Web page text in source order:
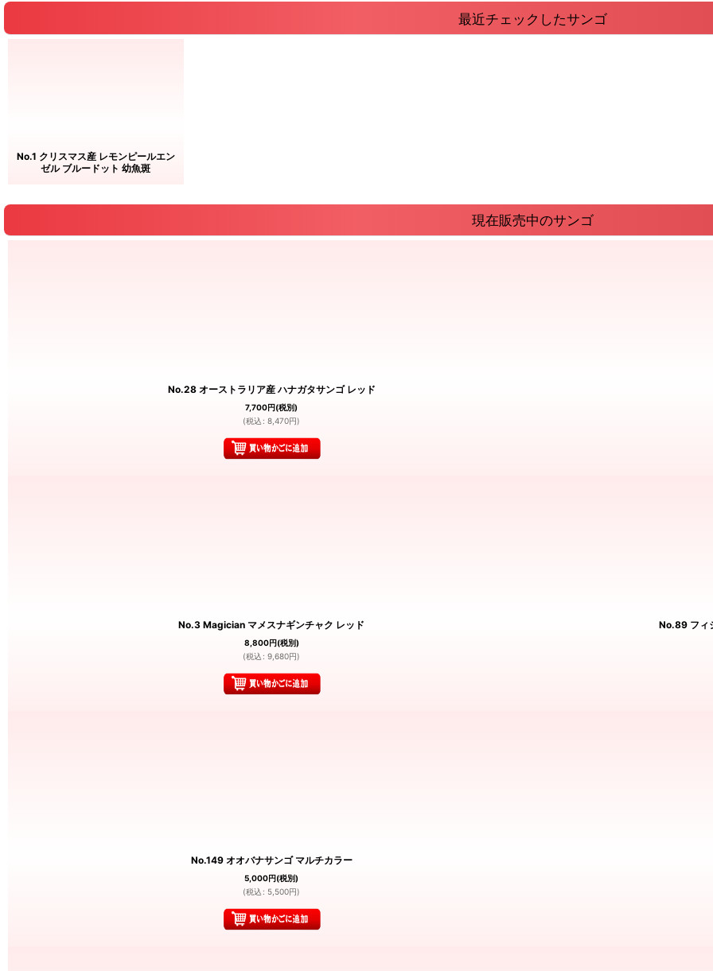
最近チェックしたサンゴ
No.1 クリスマス産 レモンピールエン
ゼル ブルードット 幼魚斑
現在販売中のサンゴ
No.28 オーストラリア産 ハナガタサンゴ レッド
7,700円(税別)
(税込 : 8,470円)
No.3 Magician マメスナギンチャク レッド
8,800円(税別)
(税込 : 9,680円)
No.89 フィ
No.149 オオバナサンゴ マルチカラー
5,000円(税別)
(税込 : 5,500円)